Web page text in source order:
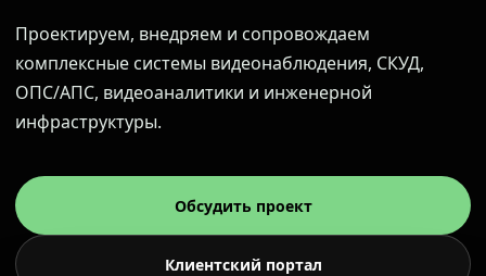
Проектируем, внедряем и сопровождаем
комплексные системы видеонаблюдения, СКУД,
ОПС/АПС, видеоаналитики и инженерной
инфраструктуры.
Обсудить проект
Клиентский портал